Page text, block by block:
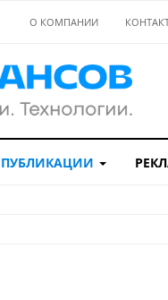
О КОМПАНИИ
ПУБЛИКАЦИИ